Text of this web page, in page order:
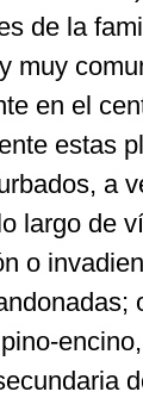
de la
muy
en el
estas
a
largo de
o